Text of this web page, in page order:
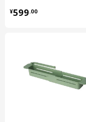
容量
STENSUND 史丹桑德
¥599.00
¥ 599.00